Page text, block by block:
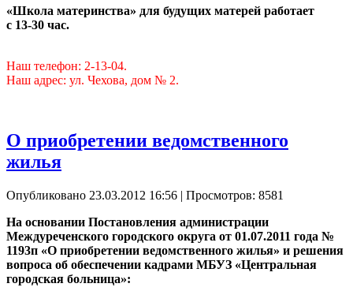
«Школа материнства» для будущих матерей работает
с 13-30 час.
Наш телефон: 2-13-04.
Наш адрес: ул. Чехова, дом № 2.
О приобретении ведомственного
жилья
Опубликовано 23.03.2012 16:56 | Просмотров: 8581
На основании Постановления администрации
Междуреченского городского округа от 01.07.2011 года №
1193п «О приобретении ведомственного жилья» и решения
вопроса об обеспечении кадрами МБУЗ «Центральная
городская больница»: